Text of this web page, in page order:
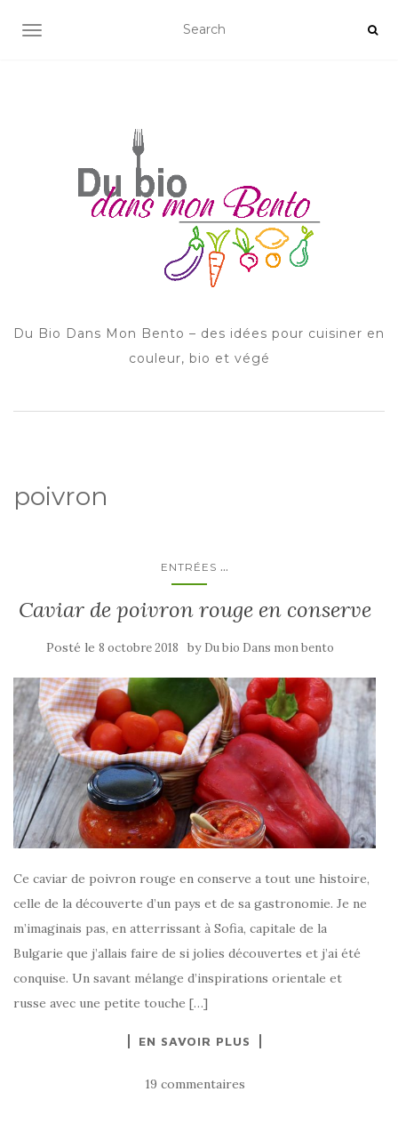
AFFICHER/MASQUER LA NAVIGATION
Du Bio Dans Mon Bento – des idées pour cuisiner en
couleur, bio et végé
poivron
ENTRÉES ...
Caviar de poivron rouge en conserve
Posté le 8 octobre 2018 by Du bio Dans mon bento
Ce caviar de poivron rouge en conserve a tout une histoire,
celle de la découverte d’un pays et de sa gastronomie. Je ne
m’imaginais pas, en atterrissant à Sofia, capitale de la
Bulgarie que j’allais faire de si jolies découvertes et j’ai été
conquise. Un savant mélange d’inspirations orientale et
russe avec une petite touche […]
EN SAVOIR PLUS
19 commentaires